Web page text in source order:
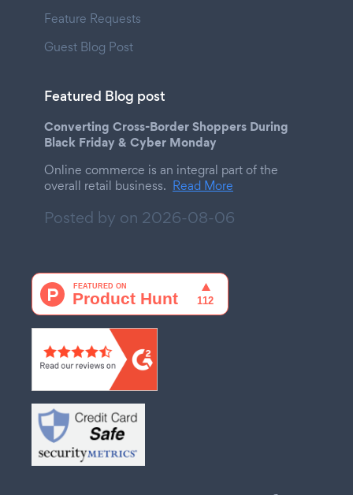
Feature Requests
Guest Blog Post
Featured Blog post
Converting Cross-Border Shoppers During
Black Friday & Cyber Monday
Online commerce is an integral part of the
overall retail business. Read More
Posted by on 2026-08-06